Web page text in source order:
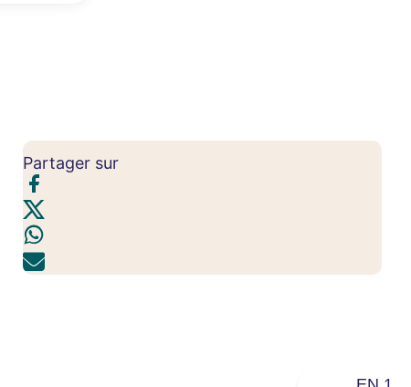
Partager sur